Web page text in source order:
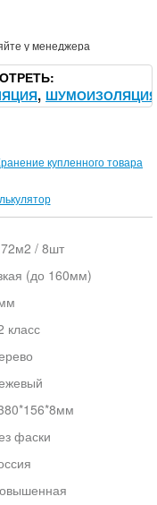
у менеджера
ШУМОИЗОЛЯЦИЯ
купленного товара
/ 8шт
(до 160мм)
класс
фаски